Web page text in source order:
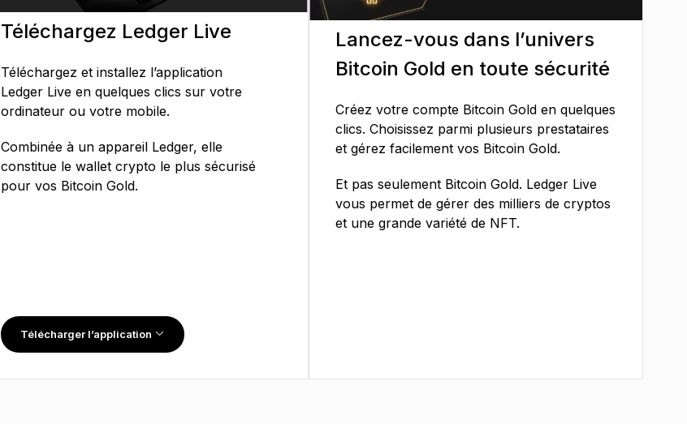
Téléchargez Ledger Live
Téléchargez et installez l’application
Ledger Live en quelques clics sur votre
ordinateur ou votre mobile.
Combinée à un appareil Ledger, elle
constitue le wallet crypto le plus sécurisé
pour vos Bitcoin Gold.
Télécharger l’application
Lancez-vous dans l’univers
Bitcoin Gold en toute sécurité
Créez votre compte Bitcoin Gold en quelques
clics. Choisissez parmi plusieurs prestataires
et gérez facilement vos Bitcoin Gold.
Et pas seulement Bitcoin Gold. Ledger Live
vous permet de gérer des milliers de cryptos
et une grande variété de NFT.